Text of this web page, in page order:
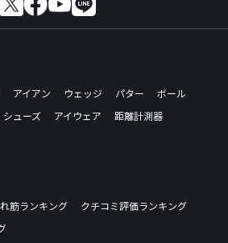
アイアン ウェッジ パター
ボール
シューズ アイウェア
距離計測器
筋ランキング
クチコミ評価ランキング